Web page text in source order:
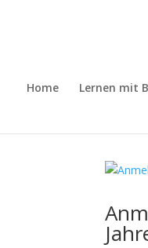
Home Lernen mit